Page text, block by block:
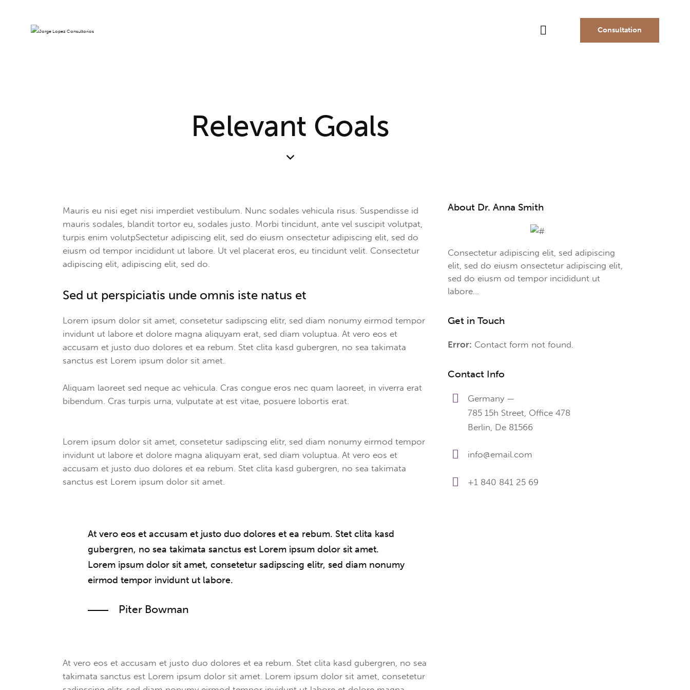
Consultation
Relevant Goals
Mauris eu nisi eget nisi imperdiet vestibulum. Nunc sodales vehicula risus. Suspendisse id
mauris sodales, blandit tortor eu, sodales justo. Morbi tincidunt, ante vel suscipit volutpat,
turpis enim volutpSectetur adipiscing elit, sed do eiusm onsectetur adipiscing elit, sed do
eiusm od tempor incididunt ut labore. Ut vel placerat eros, eu tincidunt velit. Consectetur
adipiscing elit, adipiscing elit, sed do.
Sed ut perspiciatis unde omnis iste natus et
Lorem ipsum dolor sit amet, consetetur sadipscing elitr, sed diam nonumy eirmod tempor
invidunt ut labore et dolore magna aliquyam erat, sed diam voluptua. At vero eos et
accusam et justo duo dolores et ea rebum. Stet clita kasd gubergren, no sea takimata
sanctus est Lorem ipsum dolor sit amet.
Aliquam laoreet sed neque ac vehicula. Cras congue eros nec quam laoreet, in viverra erat
bibendum. Cras turpis urna, vulputate at est vitae, posuere lobortis erat.
Lorem ipsum dolor sit amet, consetetur sadipscing elitr, sed diam nonumy eirmod tempor
invidunt ut labore et dolore magna aliquyam erat, sed diam voluptua. At vero eos et
accusam et justo duo dolores et ea rebum. Stet clita kasd gubergren, no sea takimata
sanctus est Lorem ipsum dolor sit amet.
At vero eos et accusam et justo duo dolores et ea rebum. Stet clita kasd
gubergren, no sea takimata sanctus est Lorem ipsum dolor sit amet.
Lorem ipsum dolor sit amet, consetetur sadipscing elitr, sed diam nonumy
eirmod tempor invidunt ut labore.
Piter Bowman
At vero eos et accusam et justo duo dolores et ea rebum. Stet clita kasd gubergren, no sea
takimata sanctus est Lorem ipsum dolor sit amet. Lorem ipsum dolor sit amet, consetetur
About Dr. Anna Smith
Consectetur adipiscing elit, sed adipiscing
elit, sed do eiusm onsectetur adipiscing elit,
sed do eiusm od tempor incididunt ut
labore…
Get in Touch
Error: Contact form not found.
Contact Info
Germany —
785 15h Street, Office 478
Berlin, De 81566
info@email.com
+1 840 841 25 69